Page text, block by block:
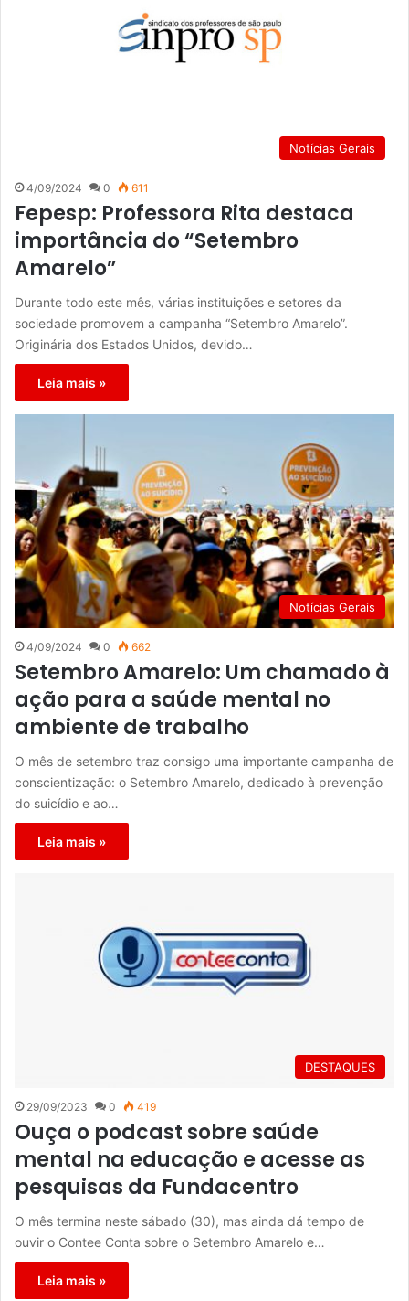
Notícias Gerais
4/09/2024 0 611
Fepesp: Professora Rita destaca
importância do “Setembro
Amarelo”
Durante todo este mês, várias instituições e setores da
sociedade promovem a campanha “Setembro Amarelo”.
Originária dos Estados Unidos, devido…
Leia mais »
Notícias Gerais
4/09/2024 0 662
Setembro Amarelo: Um chamado à
ação para a saúde mental no
ambiente de trabalho
O mês de setembro traz consigo uma importante campanha de
conscientização: o Setembro Amarelo, dedicado à prevenção
do suicídio e ao…
Leia mais »
DESTAQUES
29/09/2023 0 419
Ouça o podcast sobre saúde
mental na educação e acesse as
pesquisas da Fundacentro
O mês termina neste sábado (30), mas ainda dá tempo de
ouvir o Contee Conta sobre o Setembro Amarelo e…
Leia mais »